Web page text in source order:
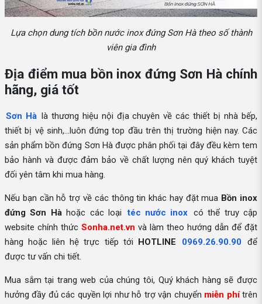
Lựa chọn dung tích bồn nước inox đứng Sơn Hà theo số thành
viên gia đình
Địa điểm mua bồn inox đứng Sơn Hà chính
hãng, giá tốt
Sơn Hà là thương hiệu nội địa chuyên về các thiết bị nhà bếp,
thiết bị vệ sinh,...luôn đứng top đầu trên thị trường hiện nay. Các
sản phẩm bồn đứng Sơn Hà được phân phối tại đây đều kèm tem
bảo hành và được đảm bảo về chất lượng nên quý khách tuyệt
đối yên tâm khi mua hàng.
Nếu bạn cần hỗ trợ về các thông tin khác hay đặt mua Bồn inox
đứng Sơn Hàhoặc các loại téc nước inox có thể truy cập
website chính thức Sonha.net.vn và làm theo hướng dẫn để đặt
hàng hoặc liên hệ trực tiếp tới HOTLINE 0969.26.90.90 để
được tư vấn chi tiết.
Mua sắm tại trang web của chúng tôi, Quý khách hàng sẽ được
hưởng đầy đủ các quyền lợi như hỗ trợ vận chuyển miễn phítrên